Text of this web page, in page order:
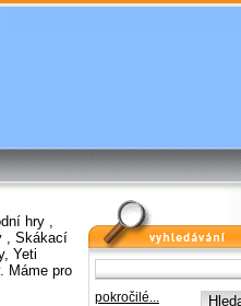
hry
Skákací
, Yeti
. Máme pro
vyhledávání
pokročilé...